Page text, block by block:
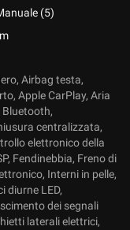
(5)
Airbag testa,
Apple CarPlay, Aria
centralizzata,
elettronico della
Fendinebbia, Freno di
Interni in pelle,
diurne LED,
dei segnali
laterali elettrici,